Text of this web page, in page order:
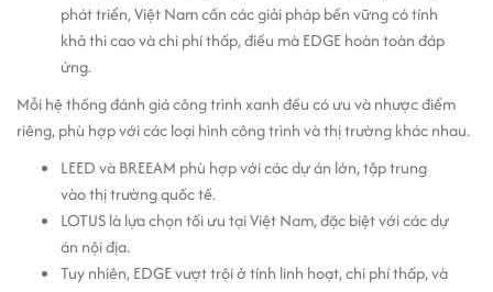
phát triển, Việt Nam cần các giải pháp bền vững có tính
khả thi cao và chi phí thấp, điều mà EDGE hoàn toàn đáp
ứng.
Mỗi hệ thống đánh giá công trình xanh đều có ưu và nhược điểm
riêng, phù hợp với các loại hình công trình và thị trường khác nhau.
LEED và BREEAM phù hợp với các dự án lớn, tập trung
vào thị trường quốc tế.
LOTUS là lựa chọn tối ưu tại Việt Nam, đặc biệt với các dự
án nội địa.
Tuy nhiên, EDGE vượt trội ở tính linh hoạt, chi phí thấp, và